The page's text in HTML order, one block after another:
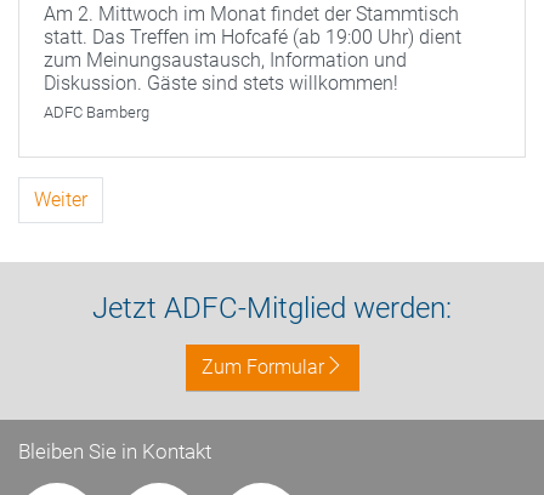
Am 2. Mittwoch im Monat findet der Stammtisch
statt. Das Treffen im Hofcafé (ab 19:00 Uhr) dient
zum Meinungsaustausch, Information und
Diskussion. Gäste sind stets willkommen!
ADFC Bamberg
Weiter
Jetzt ADFC-Mitglied werden:
Zum Formular
Bleiben Sie in Kontakt